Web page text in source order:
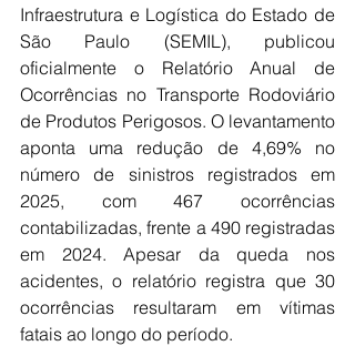
Infraestrutura e Logística do Estado de
São Paulo (SEMIL), publicou
oficialmente o Relatório Anual de
Ocorrências no Transporte Rodoviário
de Produtos Perigosos. O levantamento
aponta uma redução de 4,69% no
número de sinistros registrados em
2025, com 467 ocorrências
contabilizadas, frente a 490 registradas
em 2024. Apesar da queda nos
acidentes, o relatório registra que 30
ocorrências resultaram em vítimas
fatais ao longo do período.